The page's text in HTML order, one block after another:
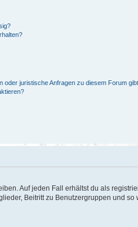
oder juristische Anfragen zu diesem Forum
Auf jeden Fall erhältst du als
Beitritt zu Benutzergruppen und so